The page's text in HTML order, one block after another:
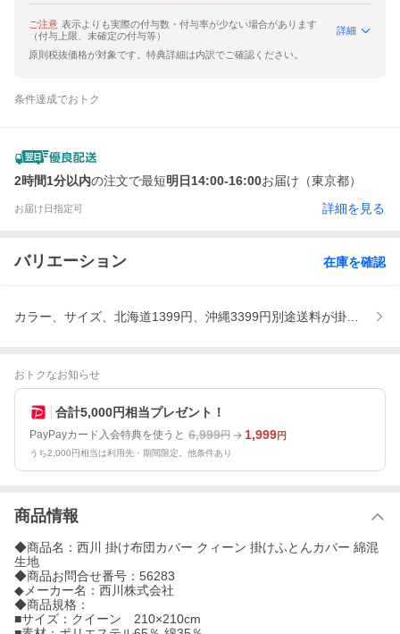
ご注意 表示よりも実際の付与数・付与率が少ない場合があります
（付与上限、未確定の付与等）
詳細
原則税抜価格が対象です。特典詳細は内訳でご確認ください。
条件達成でおトク
2時間1分以内の注文で最短明日14:00-16:00お届け（東京都）
お届け日指定可 詳細を見る
バリエーション 在庫を確認
カラー、サイズ、北海道1399円、沖縄3399円別途送料が掛かりま
おトクなお知らせ
合計5,000円相当プレゼント！
PayPayカード入会特典を使うと 6,999円 1,999円
うち2,000円相当は利用先・期間限定。他条件あり
商品情報
◆商品名：西川 掛け布団カバー クィーン 掛けふとんカバー 綿混
生地
◆商品お問合せ番号：56283
◆メーカー名：西川株式会社
◆商品規格：
■サイズ：クイーン 210×210cm